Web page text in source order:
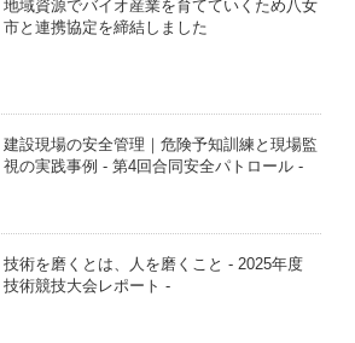
地域資源でバイオ産業を育てていくため八女
市と連携協定を締結しました
建設現場の安全管理｜危険予知訓練と現場監
視の実践事例 - 第4回合同安全パトロール -
技術を磨くとは、人を磨くこと - 2025年度
技術競技大会レポート -